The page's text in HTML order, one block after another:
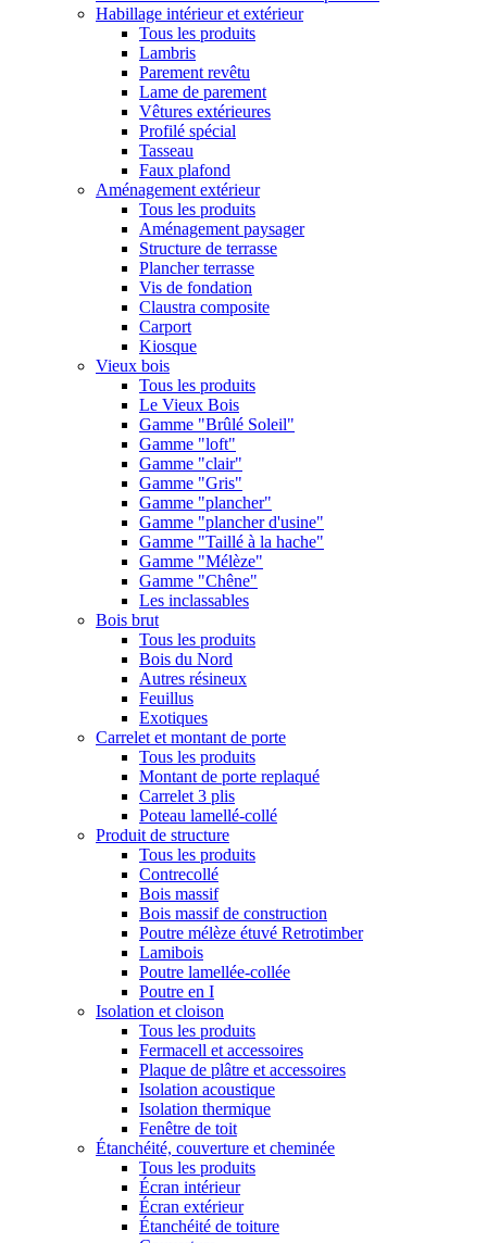
Habillage intérieur et extérieur
Tous les produits
Lambris
Parement revêtu
Lame de parement
Vêtures extérieures
Profilé spécial
Tasseau
Faux plafond
Aménagement extérieur
Tous les produits
Aménagement paysager
Structure de terrasse
Plancher terrasse
Vis de fondation
Claustra composite
Carport
Kiosque
Vieux bois
Tous les produits
Le Vieux Bois
Gamme "Brûlé Soleil"
Gamme "loft"
Gamme "clair"
Gamme "Gris"
Gamme "plancher"
Gamme "plancher d'usine"
Gamme "Taillé à la hache"
Gamme "Mélèze"
Gamme "Chêne"
Les inclassables
Bois brut
Tous les produits
Bois du Nord
Autres résineux
Feuillus
Exotiques
Carrelet et montant de porte
Tous les produits
Montant de porte replaqué
Carrelet 3 plis
Poteau lamellé-collé
Produit de structure
Tous les produits
Contrecollé
Bois massif
Bois massif de construction
Poutre mélèze étuvé Retrotimber
Lamibois
Poutre lamellée-collée
Poutre en I
Isolation et cloison
Tous les produits
Fermacell et accessoires
Plaque de plâtre et accessoires
Isolation acoustique
Isolation thermique
Fenêtre de toit
Étanchéité, couverture et cheminée
Tous les produits
Écran intérieur
Écran extérieur
Étanchéité de toiture